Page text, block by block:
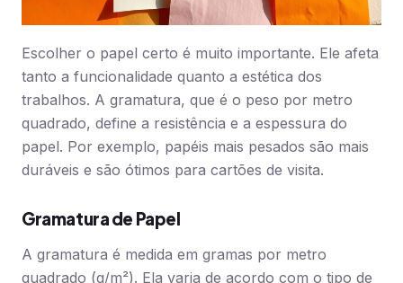
Escolher o papel certo é muito importante. Ele afeta
tanto a funcionalidade quanto a estética dos
trabalhos. A gramatura, que é o peso por metro
quadrado, define a resistência e a espessura do
papel. Por exemplo, papéis mais pesados são mais
duráveis e são ótimos para cartões de visita.
Gramatura de Papel
A gramatura é medida em gramas por metro
quadrado (g/m²). Ela varia de acordo com o tipo de